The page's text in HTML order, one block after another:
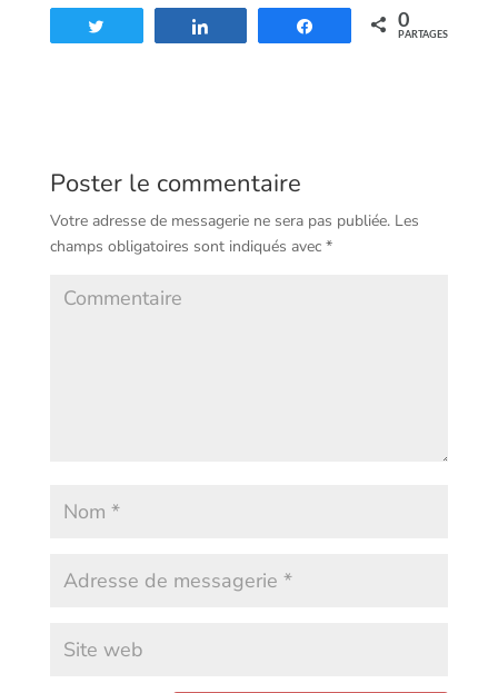
Partagez 0
PARTAGES
Poster le commentaire
Votre adresse de messagerie ne sera pas publiée.Les
champs obligatoires sont indiqués avec *